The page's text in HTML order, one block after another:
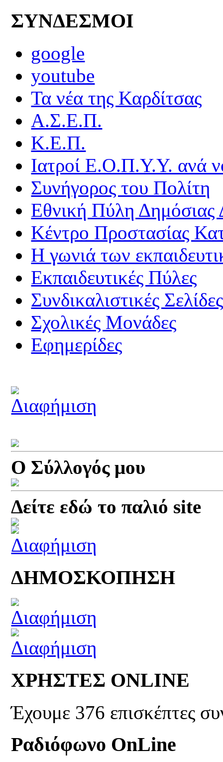
ΣΥΝΔΕΣΜΟΙ
google
youtube
Τα νέα της Καρδίτσας
Α.Σ.Ε.Π.
Κ.Ε.Π.
Ιατροί Ε.Ο.Π.Υ.Υ. ανά
Συνήγορος του Πολίτη
Εθνική Πύλη Δημόσιας
Κέντρο Προστασίας
Η γωνιά των
Εκπαιδευτικές Πύλες
Συνδικαλιστικές Σελίδες
Σχολικές Μονάδες
Εφημερίδες
Ο Σύλλογός μου
Δείτε εδώ το παλιό site
ΔΗΜΟΣΚΟΠΗΣΗ
ΧΡΗΣΤΕΣ ONLINE
Έχουμε 376 επισκέπτες
Ραδιόφωνο OnLine